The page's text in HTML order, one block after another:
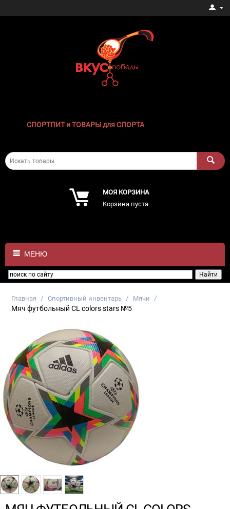
СПОРТПИТ и ТОВАРЫ для СПОРТА
МОЯ КОРЗИНА
Корзина пуста
МЕНЮ
Главная / Спортивный инвентарь / Мячи
/
Мяч футбольный CL colors stars №5